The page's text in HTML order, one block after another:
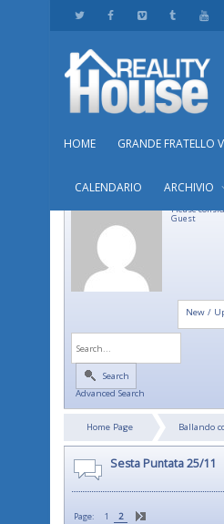
HOME GRANDE FRATELLO
CALENDARIO ARCHIVIO
Please
Guest
New /
Search
Advanced Search
Home Page Ballando
Sesta Puntata 25/11
Page: 1 2